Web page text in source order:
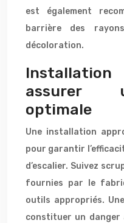
est également
barrière des
décoloration.
assurer
optimale
Une installation
pour garantir
d’escalier. Suivez
fournies par le
outils appropriés.
constituer un danger